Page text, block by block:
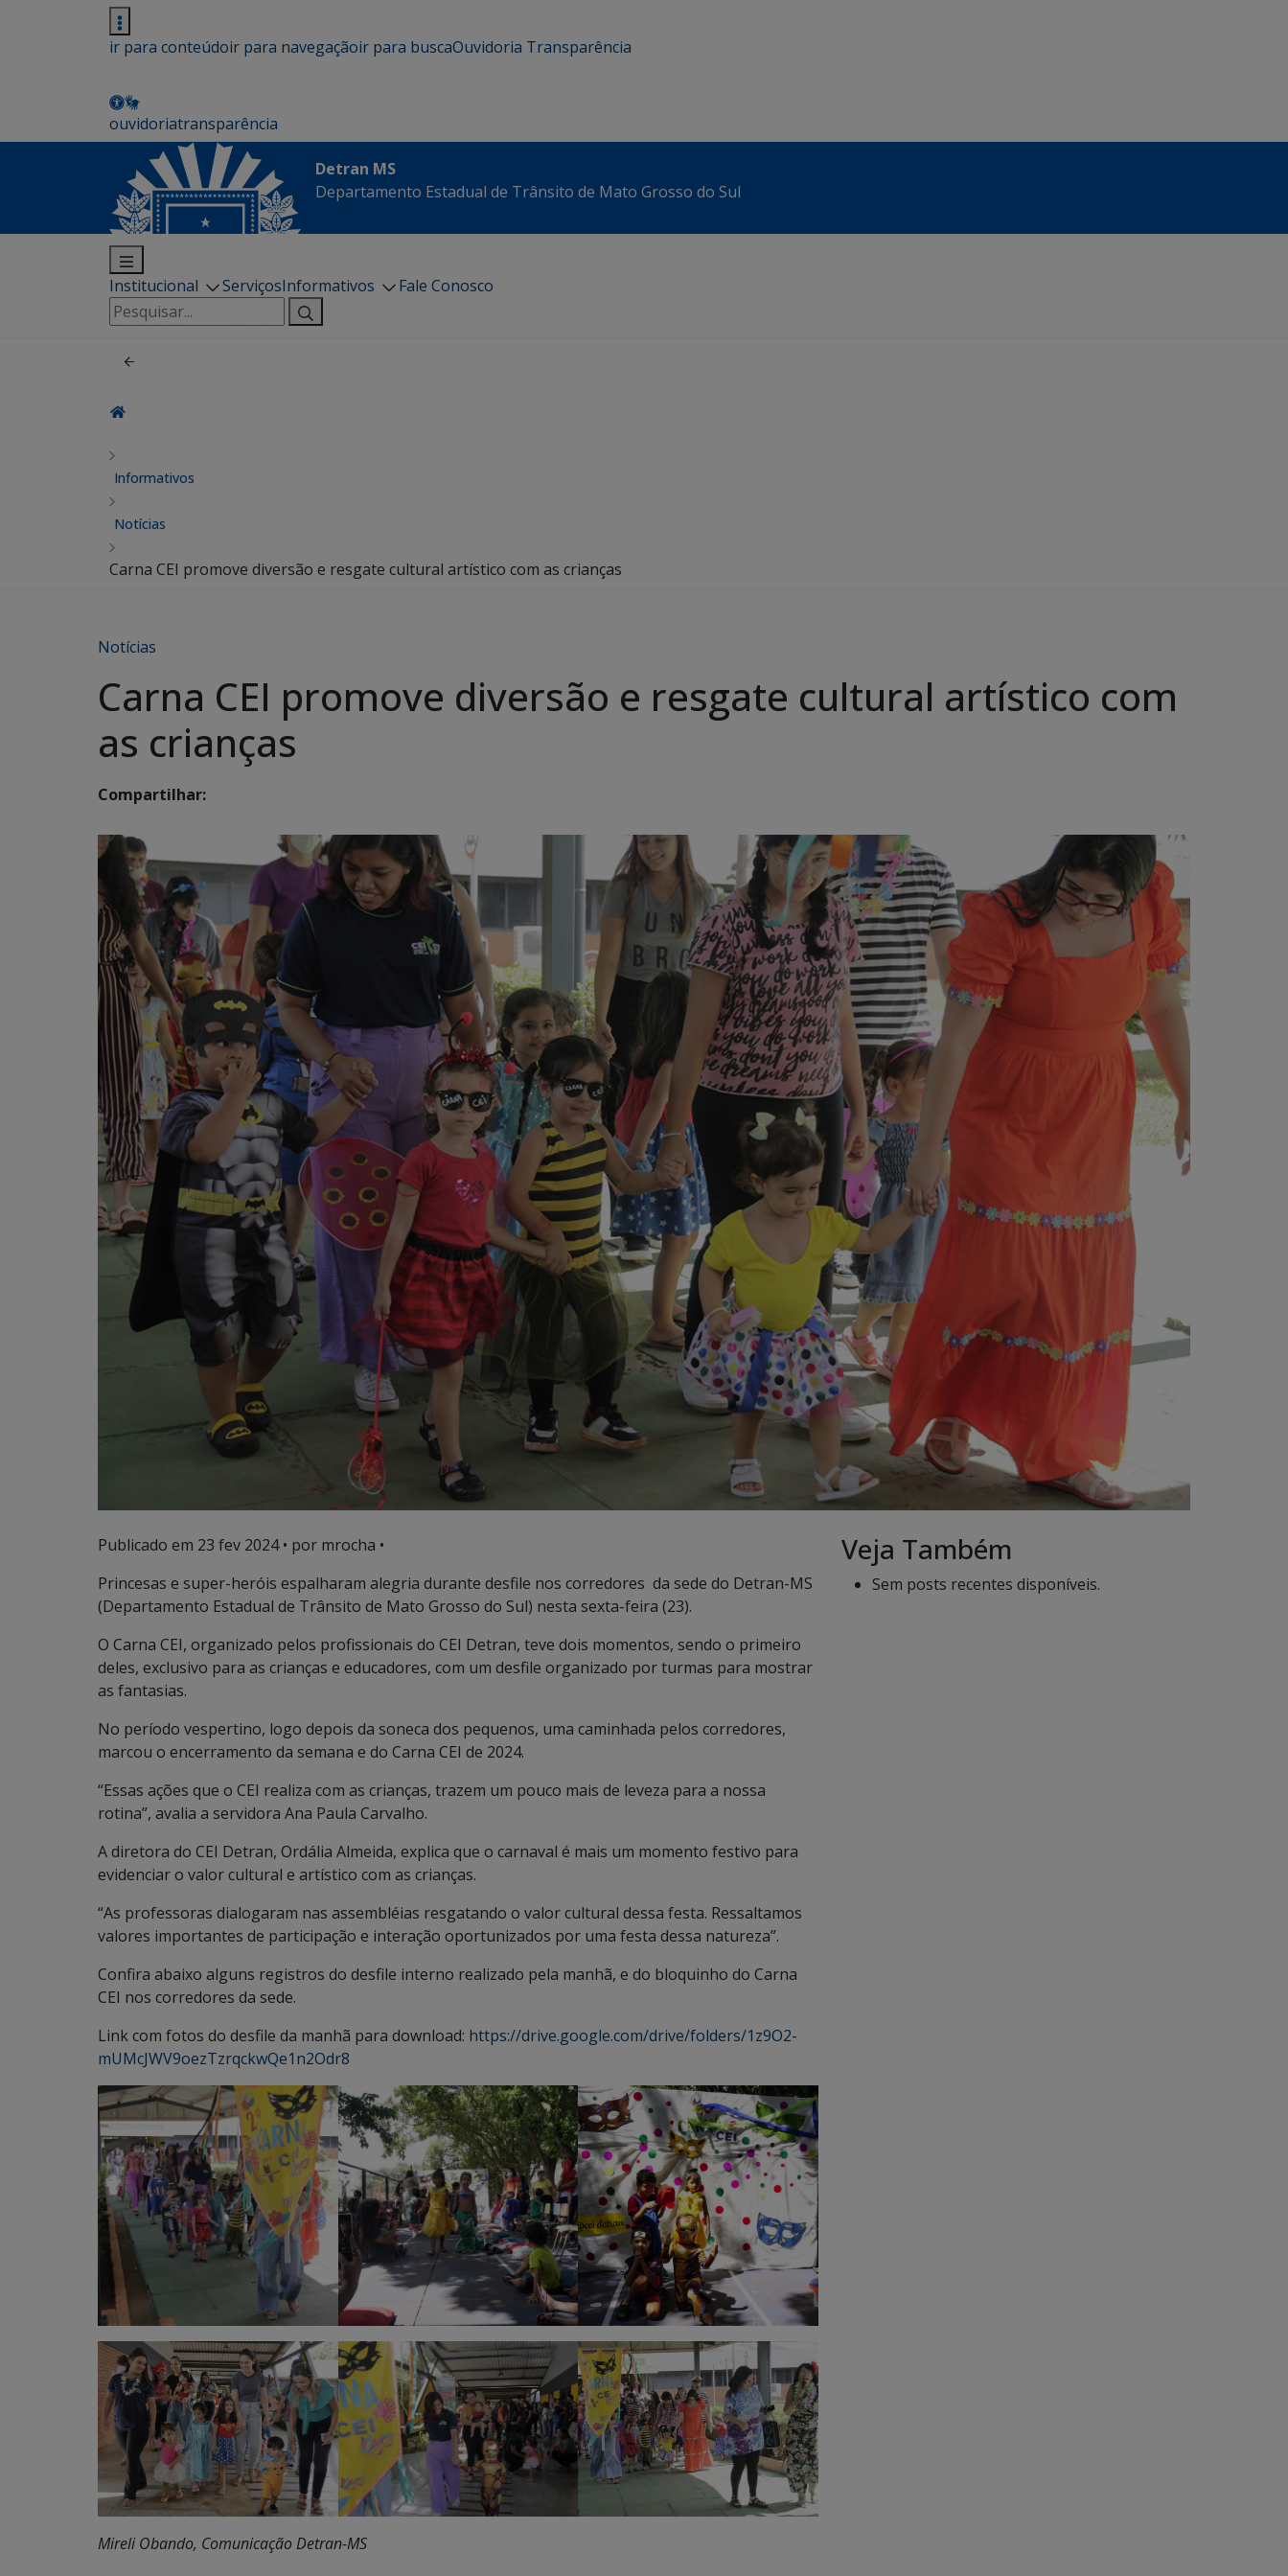
ir para conteúdoir para navegaçãoir para buscaOuvidoria Transparência
ouvidoriatransparência
Detran MS
Departamento Estadual de Trânsito de Mato Grosso do Sul
Institucional ServiçosInformativos
Fale Conosco
Pesquisar
por:
Informativos
Notícias
Carna CEI promove diversão e resgate cultural artístico com as crianças
Notícias
Carna CEI promove diversão e resgate cultural artístico com
as crianças
Compartilhar:
Publicado em 23 fev 2024• por mrocha •
Princesas e super-heróis espalharam alegria durante desfile nos corredores da sede do Detran-MS
(Departamento Estadual de Trânsito de Mato Grosso do Sul) nesta sexta-feira (23).
O Carna CEI, organizado pelos profissionais do CEI Detran, teve dois momentos, sendo o primeiro
deles, exclusivo para as crianças e educadores, com um desfile organizado por turmas para mostrar
as fantasias.
No período vespertino, logo depois da soneca dos pequenos, uma caminhada pelos corredores,
marcou o encerramento da semana e do Carna CEI de 2024.
“Essas ações que o CEI realiza com as crianças, trazem um pouco mais de leveza para a nossa
rotina”, avalia a servidora Ana Paula Carvalho.
A diretora do CEI Detran, Ordália Almeida, explica que o carnaval é mais um momento festivo para
evidenciar o valor cultural e artístico com as crianças.
“As professoras dialogaram nas assembléias resgatando o valor cultural dessa festa. Ressaltamos
valores importantes de participação e interação oportunizados por uma festa dessa natureza”.
Confira abaixo alguns registros do desfile interno realizado pela manhã, e do bloquinho do Carna
CEI nos corredores da sede.
Link com fotos do desfile da manhã para download: https://drive.google.com/drive/folders/1z9O2-
mUMcJWV9oezTzrqckwQe1n2Odr8
Mireli Obando, Comunicação Detran-MS
Veja Também
Sem posts recentes disponíveis.